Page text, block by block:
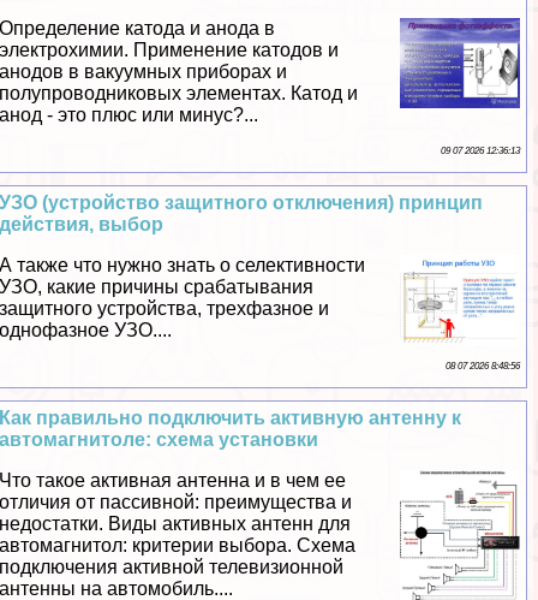
Определение катода и анода в
электрохимии. Применение катодов и
анодов в вакуумных приборах и
полупроводниковых элементах. Катод и
анод - это плюс или минус?...
09 07 2026 12:36:13
УЗО (устройство защитного отключения) принцип
действия, выбор
А также что нужно знать о селективности
УЗО, какие причины сpaбатывания
защитного устройства, трехфазное и
однофазное УЗО....
08 07 2026 8:48:56
Как правильно подключить активную антенну к
автомагнитоле: схема установки
Что такое активная антенна и в чем ее
отличия от пассивной: преимущества и
недостатки. Виды активных антенн для
автомагнитол: критерии выбора. Схема
подключения активной телевизионной
антенны на автомобиль....